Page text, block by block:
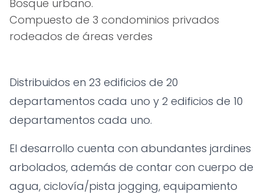
Bosque urbano.
Compuesto de 3 condominios privados
rodeados de áreas verdes
Distribuidos en 23 edificios de 20
departamentos cada uno y 2 edificios de 10
departamentos cada uno.
El desarrollo cuenta con abundantes jardines
arbolados, además de contar con cuerpo de
agua, ciclovía/pista jogging, equipamiento